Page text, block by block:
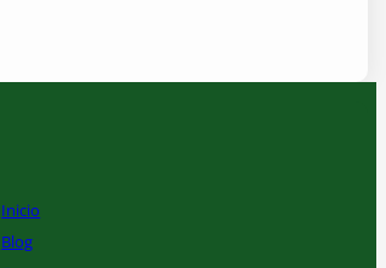
Inicio
Blog